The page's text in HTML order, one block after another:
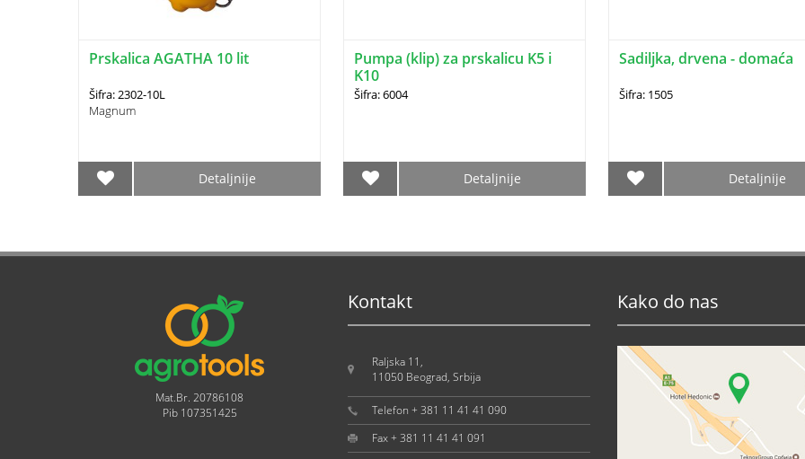
Prskalica AGATHA 10 lit
Šifra: 2302-10L
Magnum
Detaljnije
Pumpa (klip) za prskalicu K5 i
K10
Šifra: 6004
Detaljnije
Sadiljka, drvena - domaća
Šifra: 1505
Detaljnije
Mat.Br. 20786108
Pib 107351425
Kontakt
Raljska 11,
11050 Beograd, Srbija
Telefon + 381 11 41 41 090
Fax + 381 11 41 41 091
Kako do nas